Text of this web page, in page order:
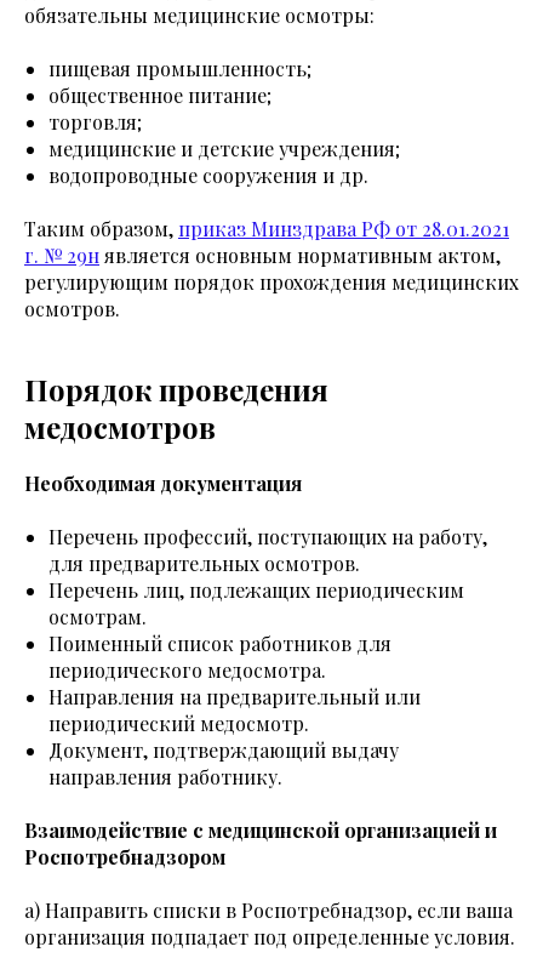
обязательны медицинские осмотры:
пищевая промышленность;
общественное питание;
торговля;
медицинские и детские учреждения;
водопроводные сооружения и др.
Таким образом, приказ Минздрава РФ от 28.01.2021
г. № 29н является основным нормативным актом,
регулирующим порядок прохождения медицинских
осмотров.
Порядок проведения
медосмотров
Необходимая документация
Перечень профессий, поступающих на работу,
для предварительных осмотров.
Перечень лиц, подлежащих периодическим
осмотрам.
Поименный список работников для
периодического медосмотра.
Направления на предварительный или
периодический медосмотр.
Документ, подтверждающий выдачу
направления работнику.
Взаимодействие с медицинской организацией и
Роспотребнадзором
а) Направить списки в Роспотребнадзор, если ваша
организация подпадает под определенные условия.